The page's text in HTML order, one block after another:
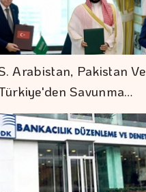
Arabistan, Pakistan Ve
Savunma…